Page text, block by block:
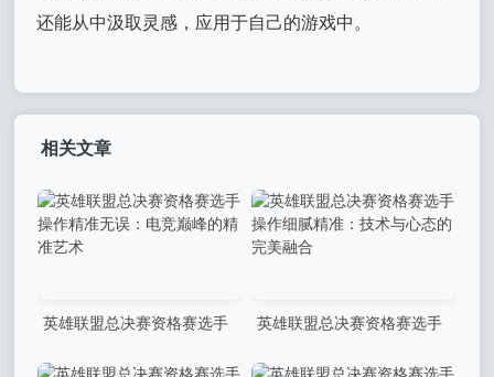
还能从中汲取灵感，应用于自己的游戏中。
相关文章
英雄联盟总决赛资格赛选手
操作精准无误：电竞巅峰的精
英雄联盟总决赛资格赛选手
操作细腻精准：技术与心态的